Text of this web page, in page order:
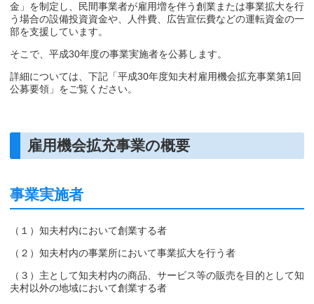
金」を制定し、民間事業者が雇用増を伴う創業または事業拡大を行
う場合の設備投資資金や、人件費、広告宣伝費などの運転資金の一
部を支援しています。
そこで、平成30年度の事業実施者を公募します。
詳細については、下記「平成30年度知夫村雇用機会拡充事業第1回
公募要領」をご覧ください。
雇用機会拡充事業の概要
事業実施者
（１）知夫村内において創業する者
（２）知夫村内の事業所において事業拡大を行う者
（３）主として知夫村内の商品、サービス等の販売を目的として知
夫村以外の地域において創業する者